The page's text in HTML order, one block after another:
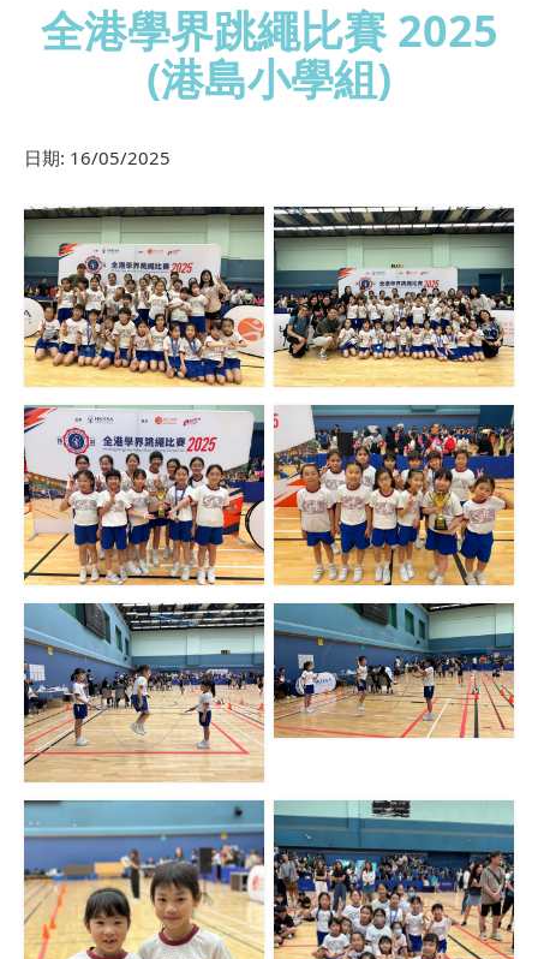
全港學界跳繩比賽 2025
(港島小學組)
日期: 16/05/2025